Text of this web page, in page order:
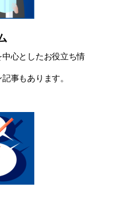
心としたお役立ち情
事もあります。